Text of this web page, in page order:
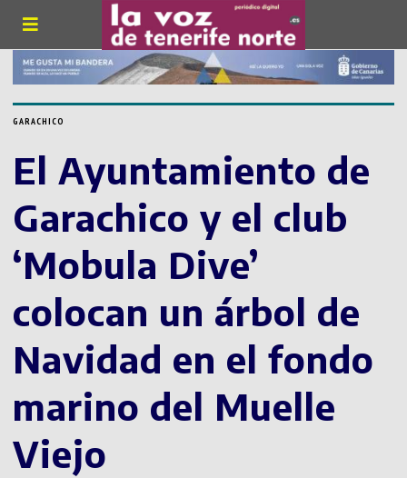
GARACHICO
El Ayuntamiento de
Garachico y el club
‘Mobula Dive’
colocan un árbol de
Navidad en el fondo
marino del Muelle
Viejo